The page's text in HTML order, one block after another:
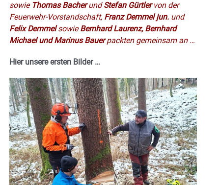
sowieThomas BacherundStefan Gürtlervon der
Feuerwehr-Vorstandschaft, Franz Demmel jun. und
Felix DemmelsowieBernhard Laurenz, Bernhard
Michael und Marinus Bauerpackten gemeinsam an …
Hier unsere ersten Bilder …